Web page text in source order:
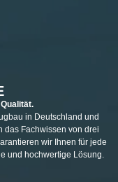
in Deutschland und
das Fachwissen von drei
wir Ihnen für jede
und hochwertige Lösung.